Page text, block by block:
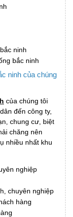
ninh
bắc ninh
ninh của chúng
của chúng tôi
đến công ty,
chung cư, biệt
chăng nên
nhiều nhất khu
nghiệp
chuyên nghiệp
hàng